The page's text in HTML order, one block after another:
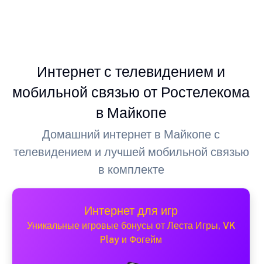
Интернет с телевидением и
мобильной связью от Ростелекома
в Майкопе
Домашний интернет в Майкопе с
телевидением и лучшей мобильной связью
в комплекте
Интернет для игр
Уникальные игровые бонусы от Леста Игры, VK
Play и Фогейм